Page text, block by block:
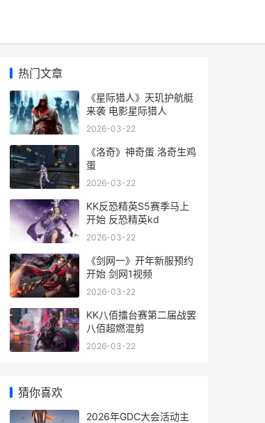
热门文章
《星际猎人》天玑护航艇
来袭 电影星际猎人
2026-03-22
《洛奇》神奇蛋 洛奇生鸡
蛋
2026-03-22
KK反恐精英S5赛季马上
开始 反恐精英kd
2026-03-22
《剑网一》开年新服预约
开始 剑网1视频
2026-03-22
KK八佰擂台赛第二届战罢
八佰超燃混剪
2026-03-22
猜你喜欢
2026年GDC大会活动主